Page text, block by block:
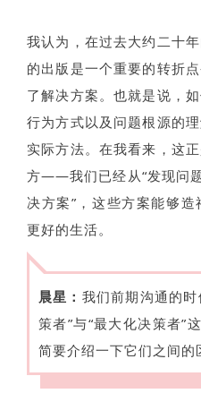
我认为，在过去大约二十
的出版是一个重要的转折
了解决方案。也就是说，
行为方式以及问题根源的
实际方法。在我看来，这
方——我们已经从“发现问
决方案”，这些方案能够
更好的生活。
晨星： 我们前期沟通的
策者”与“最大化决策者”
简要介绍一下它们之间的